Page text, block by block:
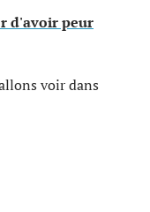
d'avoir peur
voir dans